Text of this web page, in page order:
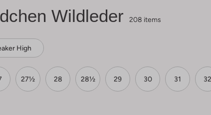
Wildleder 208 items
High
27½ 28 28½ 29 30 31 32